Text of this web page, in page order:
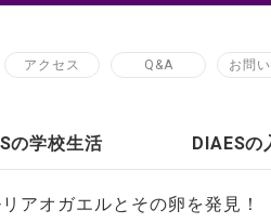
アクセス Q&A お問
の学校生活 DIAESの
アオガエルとその卵を発見！